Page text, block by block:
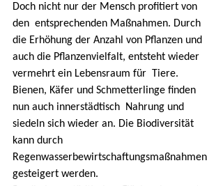
Doch nicht nur der Mensch profitiert von
den  entsprechenden Maßnahmen. Durch
die Erhöhung der Anzahl von Pflanzen und
auch die Pflanzenvielfalt, entsteht wieder
vermehrt ein Lebensraum für  Tiere.
Bienen, Käfer und Schmetterlinge finden
nun auch innerstädtisch  Nahrung und
siedeln sich wieder an. Die Biodiversität
kann durch
Regenwasserbewirtschaftungsmaßnahmen
gesteigert werden.